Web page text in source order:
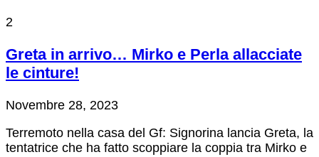
2
Greta in arrivo… Mirko e Perla allacciate
le cinture!
Novembre 28, 2023
Terremoto nella casa del Gf: Signorina lancia Greta, la
tentatrice che ha fatto scoppiare la coppia tra Mirko e